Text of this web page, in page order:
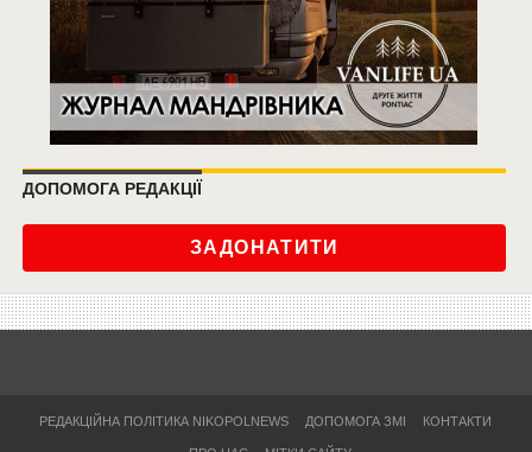
ДОПОМОГА РЕДАКЦІЇ
ЗАДОНАТИТИ
РЕДАКЦІЙНА ПОЛІТИКА NIKOPOLNEWS ДОПОМОГА ЗМІ КОНТАКТИ